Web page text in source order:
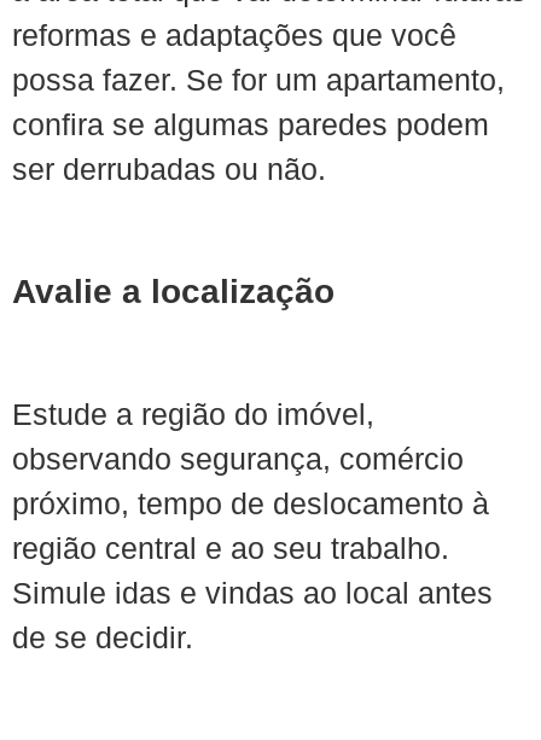
reformas e adaptações que você
possa fazer. Se for um apartamento,
confira se algumas paredes podem
ser derrubadas ou não.
Avalie a localização
Estude a região do imóvel,
observando segurança, comércio
próximo, tempo de deslocamento à
região central e ao seu trabalho.
Simule idas e vindas ao local antes
de se decidir.